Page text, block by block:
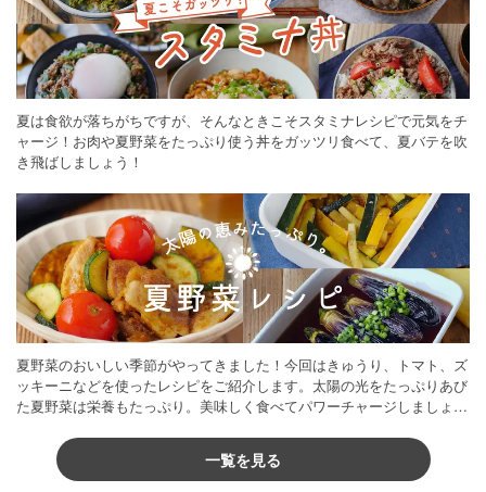
夏は食欲が落ちがちですが、そんなときこそスタミナレシピで元気をチ
ャージ！お肉や夏野菜をたっぷり使う丼をガッツリ食べて、夏バテを吹
き飛ばしましょう！
夏野菜のおいしい季節がやってきました！今回はきゅうり、トマト、ズ
ッキーニなどを使ったレシピをご紹介します。太陽の光をたっぷりあび
た夏野菜は栄養もたっぷり。美味しく食べてパワーチャージしましょう
一覧を見る